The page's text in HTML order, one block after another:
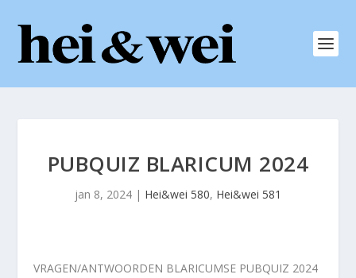
PUBQUIZ BLARICUM 2024
jan 8, 2024 | Hei&wei 580, Hei&wei 581
VRAGEN/ANTWOORDEN BLARICUMSE PUBQUIZ 2024